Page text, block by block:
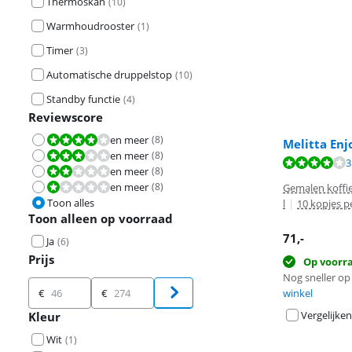
Warmhoudrooster (1)
Timer (3)
Automatische druppelstop (10)
Standby functie (4)
Reviewscore
Beoordeling is 8,0 van de 10.
en meer (8)
Beoordeling is 6,0 van de 10.
en meer (8)
Beoordeling is 4,0 van de 10.
en meer (8)
Beoordeling is 2,0 van de 10.
en meer (8)
Toon alles
Toon alleen op voorraad
Ja (6)
Prijs
Prijs
€ €
Kleur
Wit (1)
Melitta
Beoordeling is
Gemalen
l | 10 kopjes
71,-
Op
Nog sneller
winkel
Vergelijken
Beoordeling is